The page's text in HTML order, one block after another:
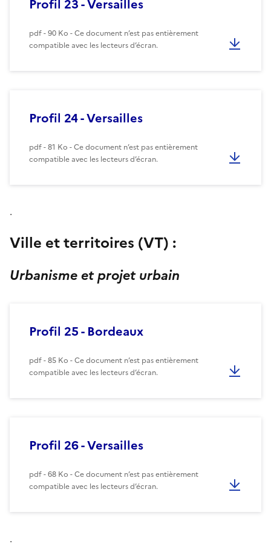
Profil 23 - Versailles
pdf - 90 Ko - Ce document n’est pas entièrement
compatible avec les lecteurs d’écran.
Profil 24 - Versailles
pdf - 81 Ko - Ce document n’est pas entièrement
compatible avec les lecteurs d’écran.
.
Ville et territoires (VT) :
Urbanisme et projet urbain
Profil 25 - Bordeaux
pdf - 85 Ko - Ce document n’est pas entièrement
compatible avec les lecteurs d’écran.
Profil 26 - Versailles
pdf - 68 Ko - Ce document n’est pas entièrement
compatible avec les lecteurs d’écran.
.